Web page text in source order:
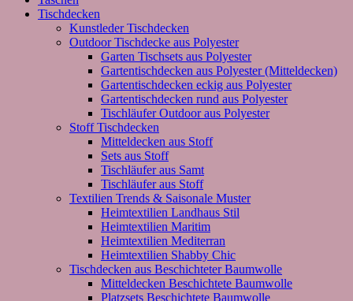
Tischdecken
Kunstleder Tischdecken
Outdoor Tischdecke aus Polyester
Garten Tischsets aus Polyester
Gartentischdecken aus Polyester (Mitteldecken)
Gartentischdecken eckig aus Polyester
Gartentischdecken rund aus Polyester
Tischläufer Outdoor aus Polyester
Stoff Tischdecken
Mitteldecken aus Stoff
Sets aus Stoff
Tischläufer aus Samt
Tischläufer aus Stoff
Textilien Trends & Saisonale Muster
Heimtextilien Landhaus Stil
Heimtextilien Maritim
Heimtextilien Mediterran
Heimtextilien Shabby Chic
Tischdecken aus Beschichteter Baumwolle
Mitteldecken Beschichtete Baumwolle
Platzsets Beschichtete Baumwolle